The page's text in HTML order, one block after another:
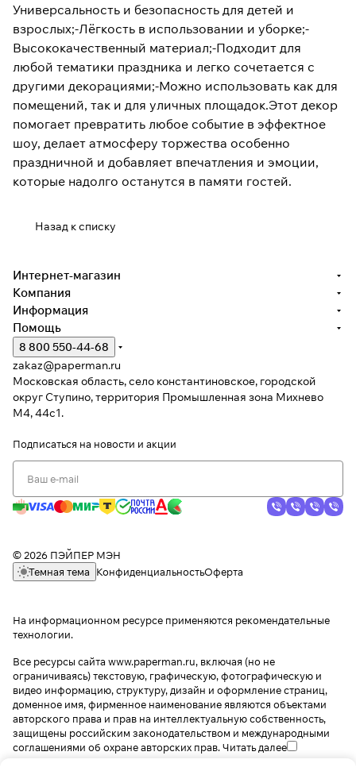
Универсальность и безопасность для детей и
взрослых;-Лёгкость в использовании и уборке;-
Высококачественный материал;-Подходит для
любой тематики праздника и легко сочетается с
другими декорациями;-Можно использовать как для
помещений, так и для уличных площадок.Этот декор
помогает превратить любое событие в эффектное
шоу, делает атмосферу торжества особенно
праздничной и добавляет впечатления и эмоции,
которые надолго останутся в памяти гостей.
Назад к списку
Интернет-магазин
Компания
Информация
Помощь
8 800 550-44-68
zakaz@paperman.ru
Московская область, село константиновское, городской
округ Ступино, территория Промышленная зона Михнево
М4, 44с1.
Подписаться на новости и акции
© 2026 ПЭЙПЕР МЭН
Темная тема
КонфиденциальностьОферта
На информационном ресурсе применяются рекомендательные
технологии.
Все ресурсы сайта www.paperman.ru, включая (но не
ограничиваясь) текстовую, графическую, фотографическую и
видео информацию, структуру, дизайн и оформление страниц,
доменное имя, фирменное наименование являются объектами
авторского права и прав на интеллектуальную собственность,
защищены российским законодательством и международными
соглашениями об охране авторских прав.Читать далее